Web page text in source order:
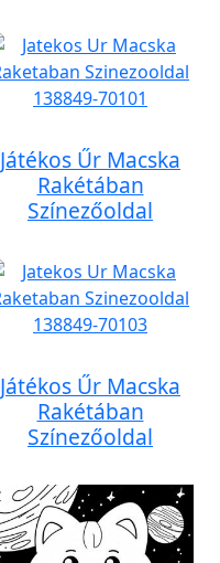
Játékos Űr Macska
Rakétában
Színezőoldal
Játékos Űr Macska
Rakétában
Színezőoldal